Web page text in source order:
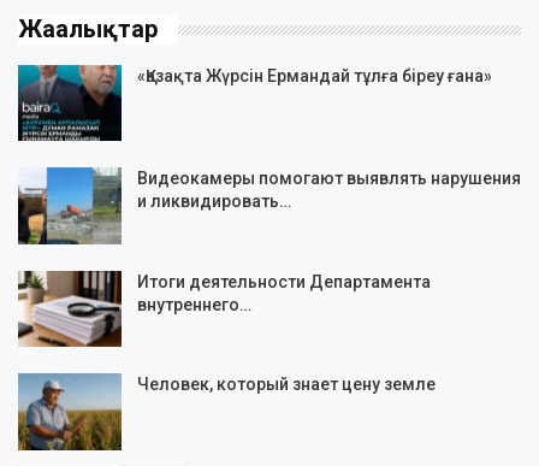
Жаңалықтар
«Қазақта Жүрсін Ермандай тұлға біреу ғана»
Видеокамеры помогают выявлять нарушения
и ликвидировать…
Итоги деятельности Департамента
внутреннего…
Человек, который знает цену земле